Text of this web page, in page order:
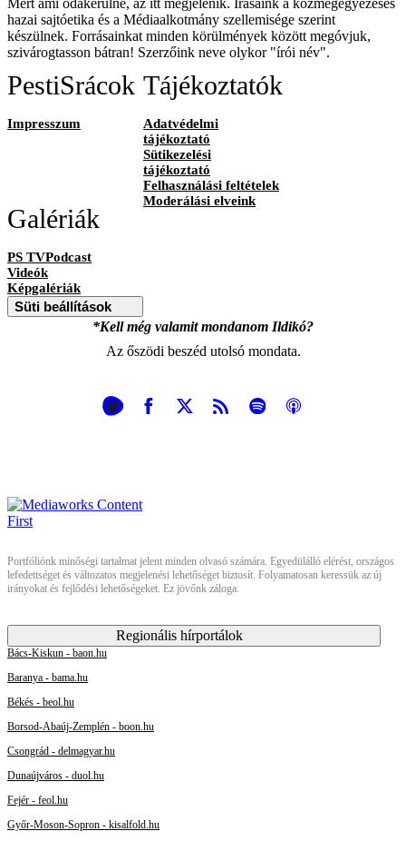
hazai sajtóetika és a Médiaalkotmány szellemisége szerint
készülnek. Forrásainkat minden körülmények között megóvjuk,
szivárogtasson bátran! Szerzőink neve olykor "írói név".
PestiSrácok
Impresszum
Tájékoztatók
Adatvédelmi
tájékoztató
Sütikezelési
tájékoztató
Felhasználási feltételek
Moderálási elveink
Galériák
PS TVPodcast
Videók
Képgalériák
Süti beállítások
*Kell még valamit mondanom Ildikó?
Az őszödi beszéd utolsó mondata.
Portfóliónk minőségi tartalmat jelent minden olvasó számára. Egyedülálló elérést, országos
lefedettséget és változatos megjelenési lehetőséget biztosít. Folyamatosan keressük az új
irányokat és fejlődési lehetőségeket. Ez jövőnk záloga.
Regionális hírportálok
Bács-Kiskun - baon.hu
Baranya - bama.hu
Békés - beol.hu
Borsod-Abaúj-Zemplén - boon.hu
Csongrád - delmagyar.hu
Dunaújváros - duol.hu
Fejér - feol.hu
Győr-Moson-Sopron - kisalfold.hu